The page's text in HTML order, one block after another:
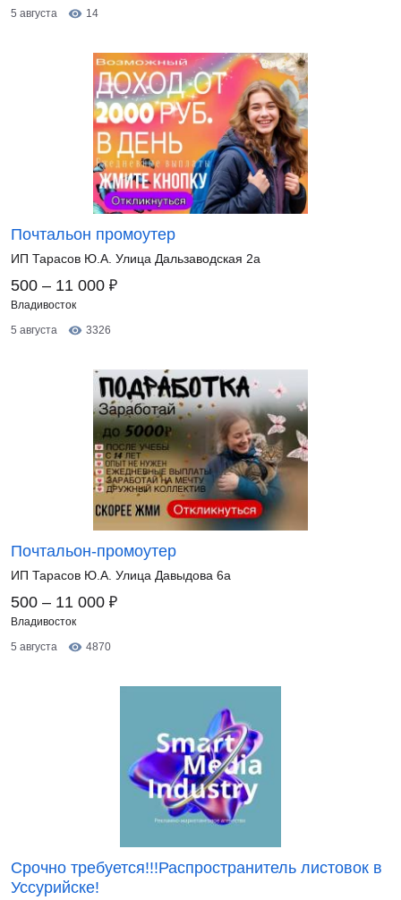
5 августа
14
Почтальон промоутер
ИП Тарасов Ю.А. Улица Дальзаводская 2а
500 – 11 000 ₽
Владивосток
5 августа
3326
Почтальон-промоутер
ИП Тарасов Ю.А. Улица Давыдова 6а
500 – 11 000 ₽
Владивосток
5 августа
4870
Срочно требуется!!!Распространитель листовок в
Уссурийске!